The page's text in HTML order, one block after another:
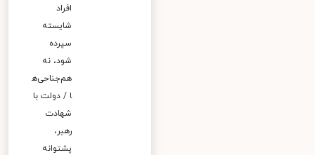
افراد
شایسته
سپرده
شود، نه
هم‌جناحی‌ه
ا / دولت با
شهادت
رهبر،
پشتوانه